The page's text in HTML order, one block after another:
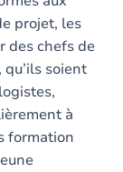
projet, les
des chefs de
soient
à
formation